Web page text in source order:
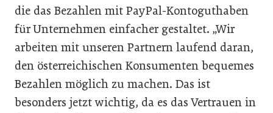
die das Bezahlen mit PayPal-Kontoguthaben
für Unternehmen einfacher gestaltet. „Wir
arbeiten mit unseren Partnern laufend daran,
den österreichischen Konsumenten bequemes
Bezahlen möglich zu machen. Das ist
besonders jetzt wichtig, da es das Vertrauen in